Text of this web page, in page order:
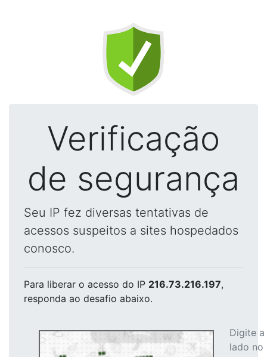
Verificação
de segurança
Seu IP fez diversas tentativas de
acessos suspeitos a sites hospedados
conosco.
Para liberar o acesso do IP 216.73.216.197,
responda ao desafio abaixo.
Digite
lado no